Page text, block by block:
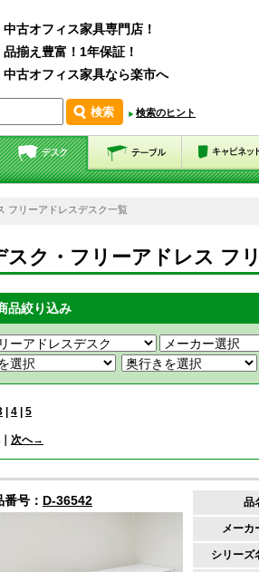
中古オフィス家具専門店！
品揃え豊富！1年保証！
中古オフィス家具なら楽市へ
検索のヒント
フリーアドレスデスク一覧
スク・フリーアドレス フ
品絞り込み
4 5
｜ 次へ→
番号： D-36542 品
メーカ
シリーズ